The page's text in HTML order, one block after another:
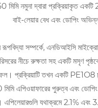
মিমি নমুনা দ্বারা প্রক্রিয়াকৃত একটি
বাই-লেয়ার বেধ এবং ডোপিং
রূপবিদ্যা সম্পর্কে, এনডিআইসি
নীচে রুক্ষতা সহ একটি মসৃণ
প্রক্রিয়াটি তখন একটি PE1O8
এপিওয়াফারের পুরুত্ব এবং
এপিলেয়ারগুলি যথাক্রমে 2.1% এবং